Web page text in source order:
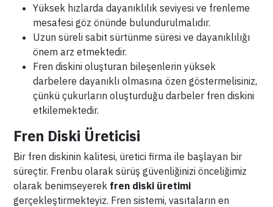
Yüksek hızlarda dayanıklılık seviyesi ve frenleme
mesafesi göz önünde bulundurulmalıdır.
Uzun süreli sabit sürtünme süresi ve dayanıklılığı
önem arz etmektedir.
Fren diskini oluşturan bileşenlerin yüksek
darbelere dayanıklı olmasına özen göstermelisiniz,
çünkü çukurların oluşturduğu darbeler fren diskini
etkilemektedir.
Fren Diski Üreticisi
Bir fren diskinin kalitesi, üretici firma ile başlayan bir
süreçtir. Frenbu olarak sürüş güvenliğinizi önceliğimiz
olarak benimseyerek fren diski üretimi
gerçekleştirmekteyiz. Fren sistemi, vasıtaların en